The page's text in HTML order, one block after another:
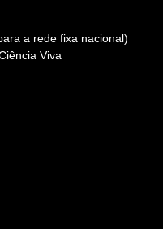
a rede fixa nacional)
Viva